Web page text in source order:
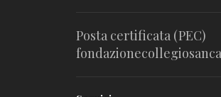
Posta certificata (PEC)